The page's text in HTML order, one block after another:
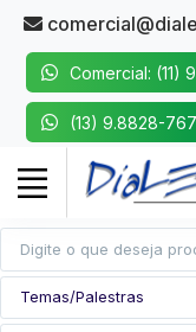
Comercial: (11)
(13) 9.8828-